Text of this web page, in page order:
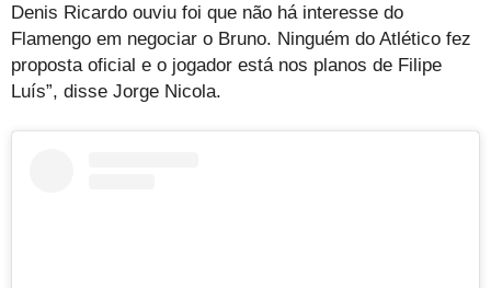
Denis Ricardo ouviu foi que não há interesse do
Flamengo em negociar o Bruno. Ninguém do Atlético fez
proposta oficial e o jogador está nos planos de Filipe
Luís”, disse Jorge Nicola.